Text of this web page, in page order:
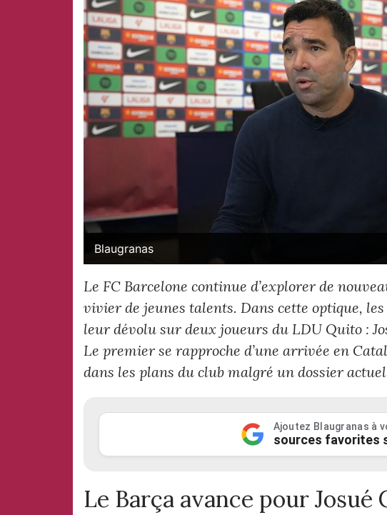
Blaugranas
Le FC Barcelone continue d’explorer de
vivier de jeunes talents. Dans cette optique,
leur dévolu sur deux joueurs du LDU Quito :
Le premier se rapproche d’une arrivée en
dans les plans du club malgré un dossier
Ajoutez Blaugranas à
sources favorites
Le Barça avance pour Josué